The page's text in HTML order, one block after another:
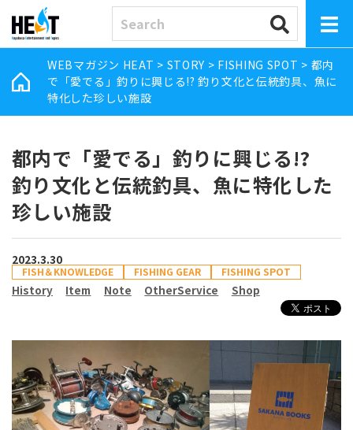
WEBマガジン HEAT > STORY > FISHING SPOT > 都内
で「愛でる」釣りに興じる!? 釣り文化と伝統釣具、魚に
特化した珍しい施設
都内で「愛でる」釣りに興じる!?
釣り文化と伝統釣具、魚に特化した
珍しい施設
2023.3.30
FISH＆KNOWLEDGE FISHING GEAR FISHING SPOT
History Item Note OtherService Shop